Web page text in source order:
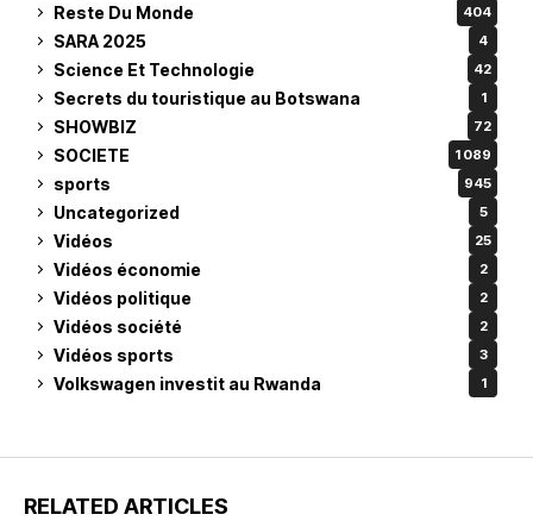
Reste Du Monde 404
SARA 2025 4
Science Et Technologie 42
Secrets du touristique au Botswana 1
SHOWBIZ 72
SOCIETE 1 089
sports 945
Uncategorized 5
Vidéos 25
Vidéos économie 2
Vidéos politique 2
Vidéos société 2
Vidéos sports 3
Volkswagen investit au Rwanda 1
RELATED ARTICLES